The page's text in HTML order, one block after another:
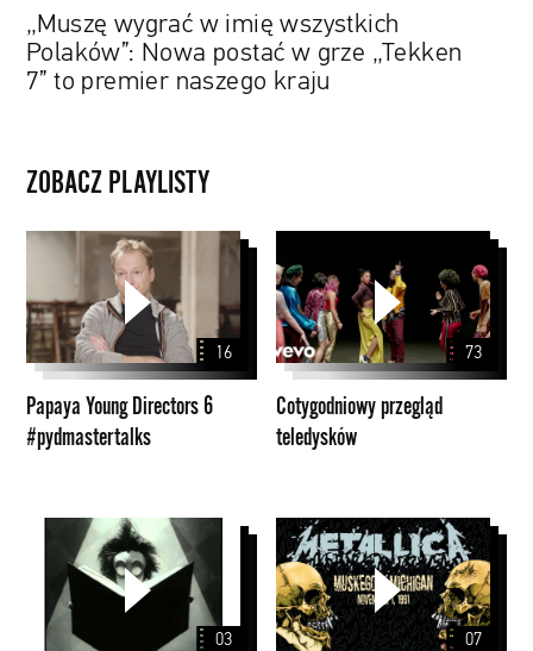
premier
naszego
kraju
„Muszę wygrać w imię wszystkich
Polaków”: Nowa postać w grze „Tekken
7” to premier naszego kraju
ZOBACZ PLAYLISTY
Papaya
Directors
6
#pydmastertalks
16
Papaya Young Directors 6
#pydmastertalks
przegląd
teledysków
73
Cotygodniowy przegląd
teledysków
03
Seria
archiwalnych
koncertów
Metalliki
07